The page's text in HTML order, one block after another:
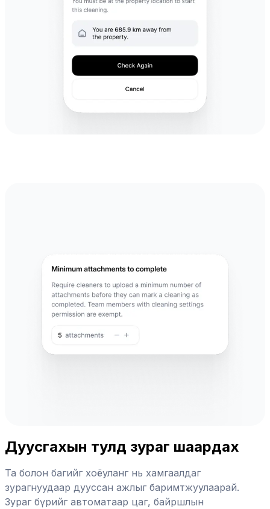
Дуусгахын тулд зураг шаардах
Та болон багийг хоёуланг нь хамгаалдаг
зурагнуудаар дууссан ажлыг баримтжуулаарай.
Зураг бүрийг автоматаар цаг, байршлын